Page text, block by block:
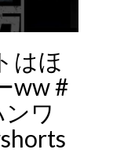
はほ
ww #
ワ